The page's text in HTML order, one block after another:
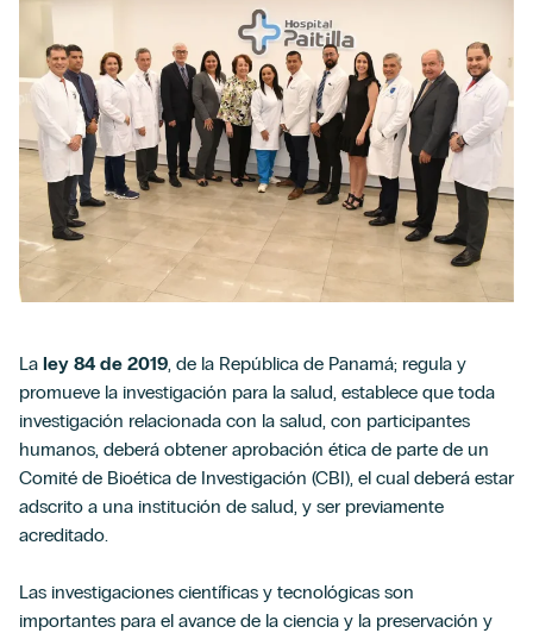
Contacto
Acceso profesionales
Urgencias Portal de resultados
La ley 84 de 2019, de la República de Panamá; regula y
promueve la investigación para la salud, establece que toda
investigación relacionada con la salud, con participantes
humanos, deberá obtener aprobación ética de parte de un
Comité de Bioética de Investigación (CBI), el cual deberá estar
adscrito a una institución de salud, y ser previamente
acreditado.
Las investigaciones científicas y tecnológicas son
importantes para el avance de la ciencia y la preservación y